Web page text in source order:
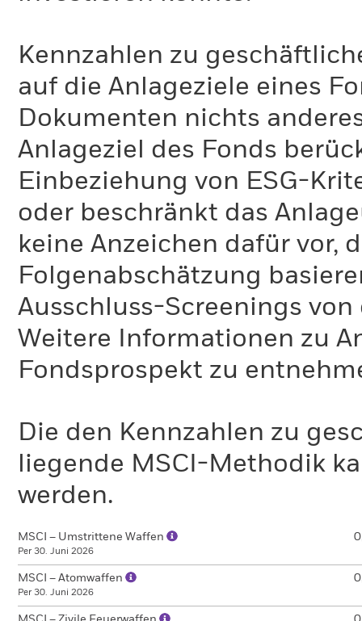
Kennzahlen zu
auf die Anlageziele eines
Dokumenten nichts
Anlageziel des Fonds
Einbeziehung von ESG-
oder beschränkt das
keine Anzeichen dafür vor,
Folgenabschätzung
Ausschluss-Screenings
Weitere Informationen zu
Fondsprospekt zu
Die den Kennzahlen zu
liegende MSCI-Methodik
werden.
MSCI – Umstrittene Waffen
Per 30. Juni 2026
MSCI – Atomwaffen
Per 30. Juni 2026